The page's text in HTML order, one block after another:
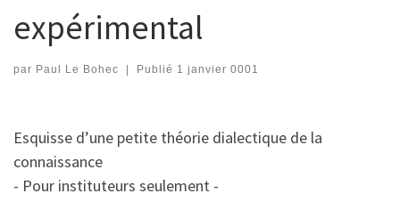
expérimental
par Paul Le Bohec Publié 1 janvier 0001
Esquisse d’une petite théorie dialectique de la
connaissance
- Pour instituteurs seulement -